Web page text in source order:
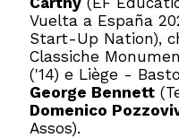
Vuelta a España
Start-Up Nation),
Classiche
('14) e Liège -
George Bennett
Domenico
Assos).